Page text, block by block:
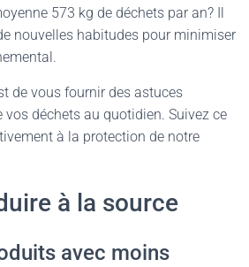
573 kg de déchets par an? Il
nouvelles habitudes pour minimiser
de vous fournir des astuces
vos déchets au quotidien. Suivez ce
à la protection de notre
à la source
avec moins